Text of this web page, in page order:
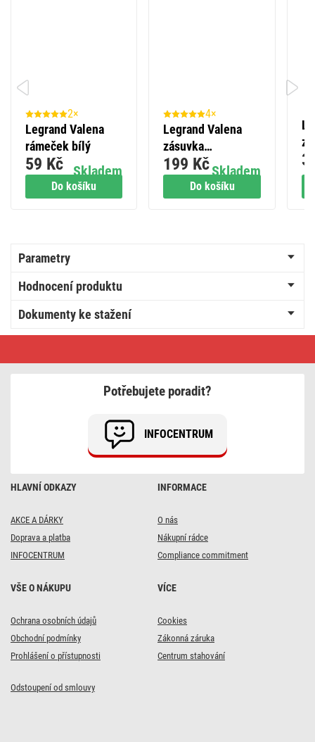
Do košíku
2×
Legrand Valena
rámeček bílý
Skladem
59 Kč
Do košíku
4×
Legrand Valena
zásuvka
jednonásobná, bílá
Skladem
199 Kč
Parametry
Hodnocení produktu
Dokumenty ke stažení
HLAVNÍ ODKAZY
AKCE A DÁRKY
Doprava a platba
INFOCENTRUM
INFORMACE
O nás
Nákupní rádce
Compliance commitment
VŠE O NÁKUPU
Ochrana osobních údajů
Obchodní podmínky
Prohlášení o přístupnosti
VÍCE
Cookies
Zákonná záruka
Centrum stahování
Odstoupení od smlouvy
Potřebujete poradit?
INFOCENTRUM